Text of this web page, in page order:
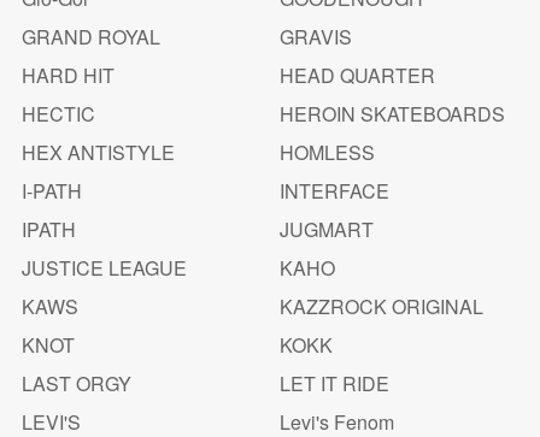
GRAND ROYAL
GRAVIS
HARD HIT
HEAD QUARTER
HECTIC
HEROIN SKATEBOARDS
HEX ANTISTYLE
HOMLESS
I-PATH
INTERFACE
IPATH
JUGMART
JUSTICE LEAGUE
KAHO
KAWS
KAZZROCK ORIGINAL
KNOT
KOKK
LAST ORGY
LET IT RIDE
LEVI'S
Levi's Fenom